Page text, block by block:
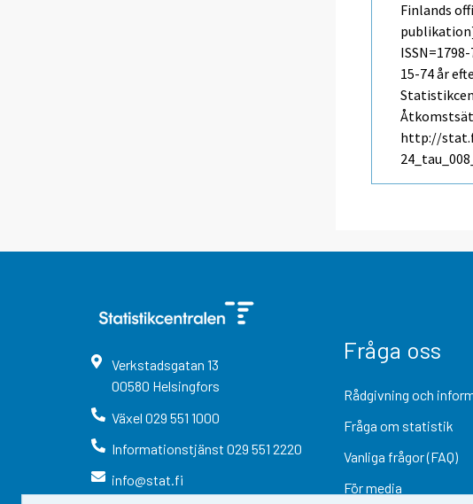
Finlands
ISSN=1798-
15-74 år
http://
Verkstadsgatan 13
00580 Helsingfors
Växel 029 551 1000
Informationstjänst 029 551 2220
info@stat.fi
Fråga oss
Rådgivning och
Fråga om statistik
Vanliga frågor (FAQ)
För media